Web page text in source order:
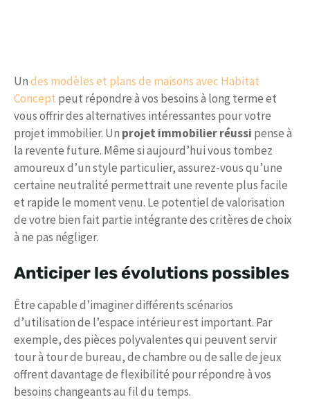
Undes modèles et plans de maisons avec Habitat
Concept peut répondre à vos besoins à long terme et
vous offrir des alternatives intéressantes pour votre
projet immobilier. Un projet immobilier réussi pense à
la revente future. Même si aujourd’hui vous tombez
amoureux d’un style particulier, assurez-vous qu’une
certaine neutralité permettrait une revente plus facile
et rapide le moment venu. Le potentiel de valorisation
de votre bien fait partie intégrante des critères de choix
à ne pas négliger.
Anticiper les évolutions possibles
Être capable d’imaginer différents scénarios
d’utilisation de l’espace intérieur est important. Par
exemple, des pièces polyvalentes qui peuvent servir
tour à tour de bureau, de chambre ou de salle de jeux
offrent davantage de flexibilité pour répondre à vos
besoins changeants au fil du temps.